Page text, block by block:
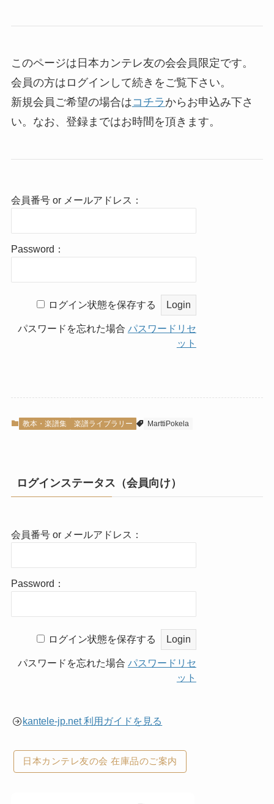
このページは日本カンテレ友の会会員限定です。
会員の方はログインして続きをご覧下さい。
新規会員ご希望の場合はコチラ からお申込み下さ
い。なお、登録まではお時間を頂きます。
会員番号 or メールアドレス：
Password：
ログイン状態を保存する
パスワードを忘れた場合 パスワードリセ
ット
教本・楽譜集 楽譜ライブラリー MarttiPokela
ログインステータス（会員向け）
会員番号 or メールアドレス：
Password：
ログイン状態を保存する
パスワードを忘れた場合 パスワードリセ
ット
kantele-jp.net 利用ガイドを見る
日本カンテレ友の会 在庫品のご案内